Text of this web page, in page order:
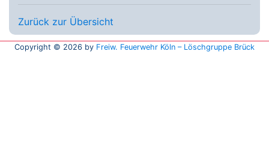
Zurück zur Übersicht
Copyright © 2026 by Freiw. Feuerwehr Köln – Löschgruppe Brück